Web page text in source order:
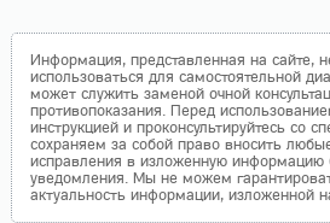
Информация, представленная на сайте,
использоваться для самостоятельной
может служить заменой очной
противопоказания. Перед
инструкцией и проконсультируйтесь со
сохраняем за собой право вносить
исправления в изложенную информацию
уведомления. Мы не можем
актуальность информации, изложенной